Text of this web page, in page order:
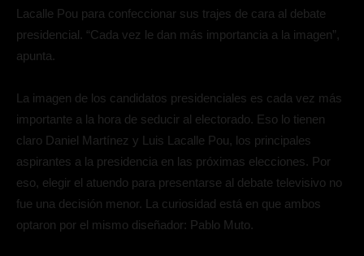
Lacalle Pou para confeccionar sus trajes de cara al debate
presidencial. “Cada vez le dan más importancia a la imagen”,
apunta.
La imagen de los candidatos presidenciales es cada vez más
importante a la hora de seducir al electorado. Eso lo tienen
claro Daniel Martínez y Luis Lacalle Pou, los principales
aspirantes a la presidencia en las próximas elecciones. Por
eso, elegir el atuendo para presentarse al debate televisivo no
fue una decisión menor. La curiosidad está en que ambos
optaron por el mismo diseñador: Pablo Muto.